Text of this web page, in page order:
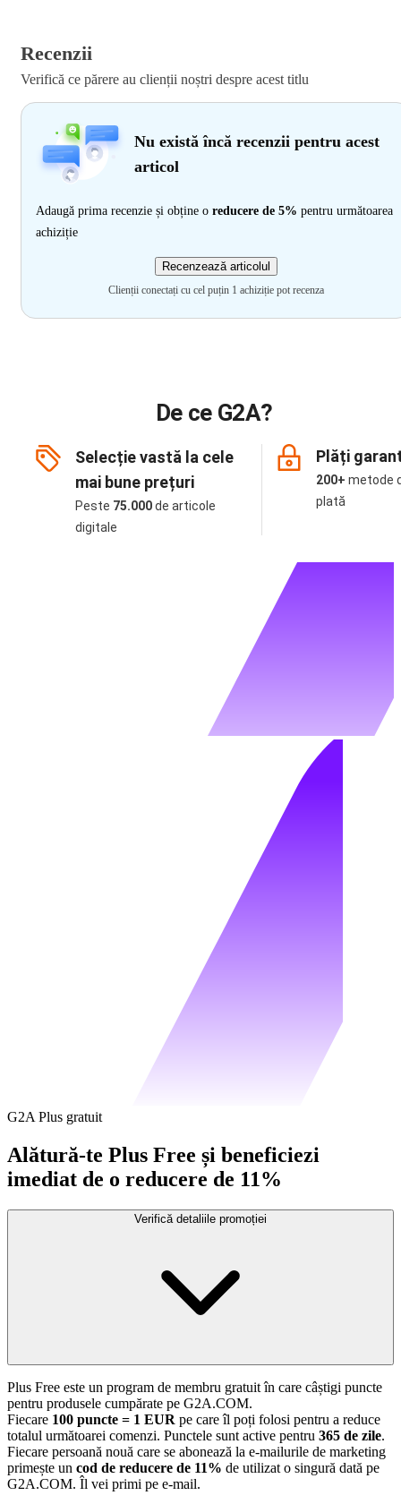
Recenzii
Verifică ce părere au clienții noștri despre acest titlu
Nu există încă recenzii pentru acest
articol
Adaugă prima recenzie și obține o reducere de 5% pentru următoarea
achiziție
Recenzează articolul
Clienții conectați cu cel puțin 1 achiziție pot recenza
De ce G2A?
Selecție vastă la cele
mai bune prețuri
Peste 75.000de articole
digitale
Plăți
200+ metode
plată
G2A Plus gratuit
Alătură-te Plus Free și beneficiezi
imediat de o reducere de 11%
Verifică detaliile promoției
Plus Free este un program de membru gratuit în care câștigi puncte
pentru produsele cumpărate pe G2A.COM.
Fiecare 100 puncte = 1 EUR pe care îl poți folosi pentru a reduce
totalul următoarei comenzi. Punctele sunt active pentru 365 de zile.
Fiecare persoană nouă care se abonează la e-mailurile de marketing
primește un cod de reducere de 11% de utilizat o singură dată pe
G2A.COM. Îl vei primi pe e-mail.